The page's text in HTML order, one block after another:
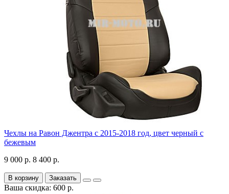
Чехлы на Равон Джентра с 2015-2018 год, цвет черный с
бежевым
9 000 р. 8 400 р.
В корзину Заказать
Ваша скидка: 600 р.